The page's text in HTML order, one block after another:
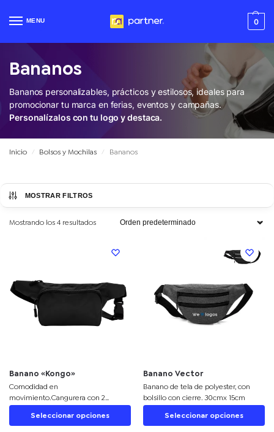
MENU 0
Bananos
Bananos personalizables, prácticos y estilosos, ideales para
promocionar tu marca en ferias, eventos y campañas.
Personalízalos con tu logo y destaca.
Inicio / Bolsos y Mochilas / Bananos
MOSTRAR FILTROS
Mostrando los 4 resultados
Banano «Kongo»
Comodidad en
movimiento.Cangurera con 2
compartimentos con cierre. Amplio
bolsillo frontal. Correa ajustable con
Seleccionar opciones
Banano Vector
Banano de tela de polyester, con
bolsillo con cierre. 30cmx 15cm
Seleccionar opciones